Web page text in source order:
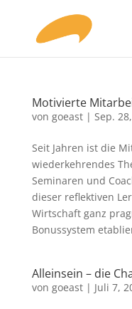
Motivierte
von goeast| Sep.
Seit Jahren ist die
wiederkehrendes
Seminaren und
dieser reflektiven
Wirtschaft ganz
Bonussystem
Alleinsein – die
von goeast| Juli 7,